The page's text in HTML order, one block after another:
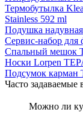
Термобутылка
Stainless 592 ml
Подушка
Сервис-набор для
Спальный мешок
Носки Lorpen
Подсумок карман
Часто задаваемые
Можно ли